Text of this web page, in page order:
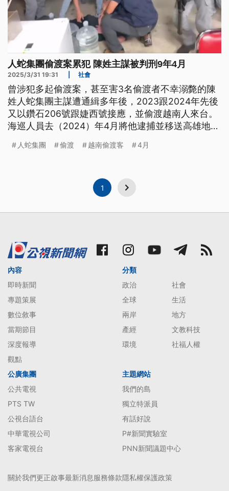
人蛇集團偷渡案累犯 陳姓主謀被判刑9年4月
2025/3/31 19:31 社會
曾涉犯多起偷渡案，甚至害3名偷渡者不幸溺斃的陳
姓人蛇集團主謀遭通緝多年後，2023跟2024年先後
又以鑽石206號跟婕西號接應，並偷渡越南人來台。
海巡人員去（2024）年4月將他逮捕並移送高雄地檢
民法》等多罪判陳姓主謀9年4月徒刑，共犯則是3至
人蛇集團 偷渡 越南偷渡客 4月
1
內容
即時新聞
專題策展
數位敘事
當期節目
深度報導
觀點
分類
政治
社會
全球
生活
兩岸
地方
產經
文教科技
環境
社福人權
公廣集團
公共電視
PTS TW
公視台語台
中華電視公司
客家電視台
主題網站
我們的島
獨立特派員
有話好說
P#新聞實驗室
PNN新聞議題中心
關於我們更正啟事最新消息服務條款隱私權保護政策